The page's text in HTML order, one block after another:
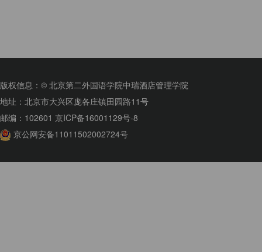
版权信息：© 北京第二外国语学院中瑞酒店管理学院
地址：北京市大兴区庞各庄镇田园路11号
邮编：102601 京ICP备16001129号-8
京公网安备11011502002724号